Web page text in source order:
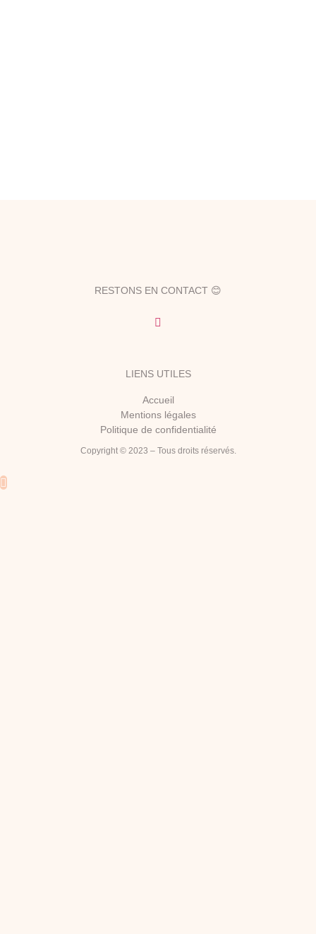
RESTONS EN CONTACT 😊
LIENS UTILES
Accueil
Mentions légales
Politique de confidentialité
Copyright © 2023 – Tous droits réservés.